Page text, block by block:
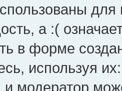
а :(
в форме
используя
модератор